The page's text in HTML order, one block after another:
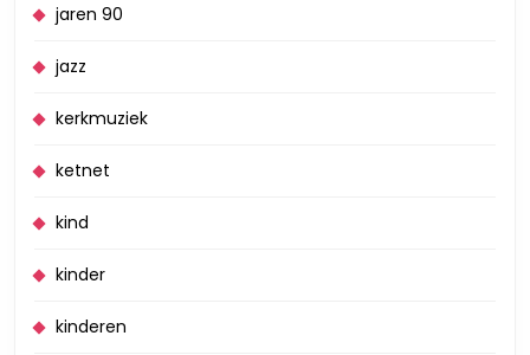
jaren 90
jazz
kerkmuziek
ketnet
kind
kinder
kinderen